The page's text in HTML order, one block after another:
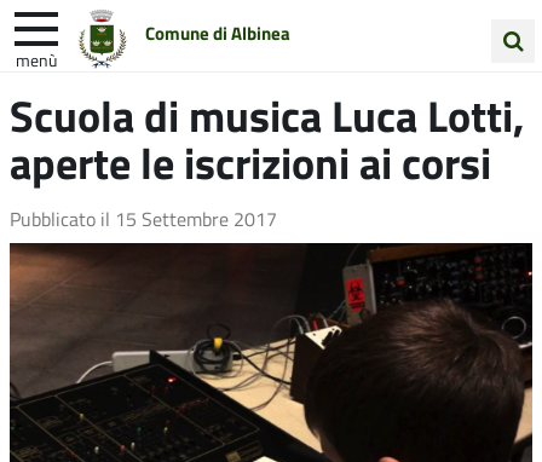
Comune di Albinea
menù
nel
sito
Entra in Comune Vivi Albinea
Unione Colline Matildiche
Scuola di musica Luca Lotti,
aperte le iscrizioni ai corsi
Pubblicato il 15 Settembre 2017